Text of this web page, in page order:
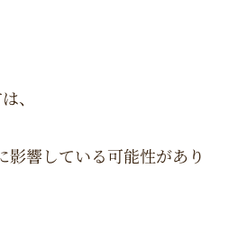
、
影響している可能性があり